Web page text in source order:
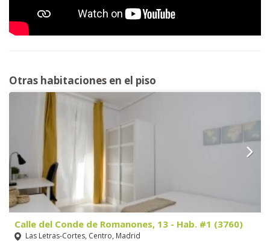
Otras habitaciones en el piso
Calle del Conde de Romanones, 13 - Hab. #1 (3760)
Las Letras-Cortes, Centro, Madrid